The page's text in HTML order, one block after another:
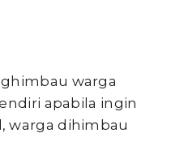
warga
apabila ingin
warga dihimbau